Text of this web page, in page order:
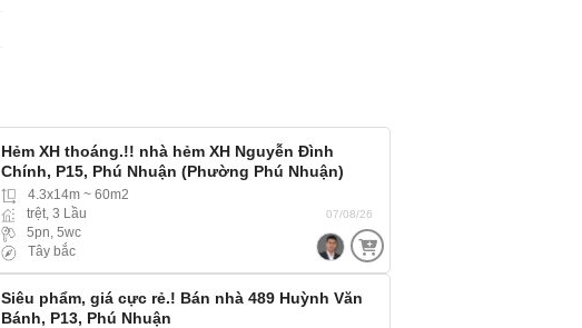
Hẻm XH thoáng.!! nhà hẻm XH Nguyễn Đình
Chính, P15, Phú Nhuận (Phường Phú Nhuận)
4.3x14m ~ 60m2
trệt, 3 Lầu
5pn, 5wc
Tây bắc
07/08/26
Siêu phẩm, giá cực rẻ.! Bán nhà 489 Huỳnh Văn
Bánh, P13, Phú Nhuận